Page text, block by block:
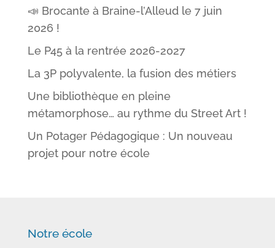
📣 Brocante à Braine-l’Alleud le 7 juin
2026 !
Le P45 à la rentrée 2026-2027
La 3P polyvalente, la fusion des métiers
Une bibliothèque en pleine
métamorphose… au rythme du Street Art !
Un Potager Pédagogique : Un nouveau
projet pour notre école
Notre école